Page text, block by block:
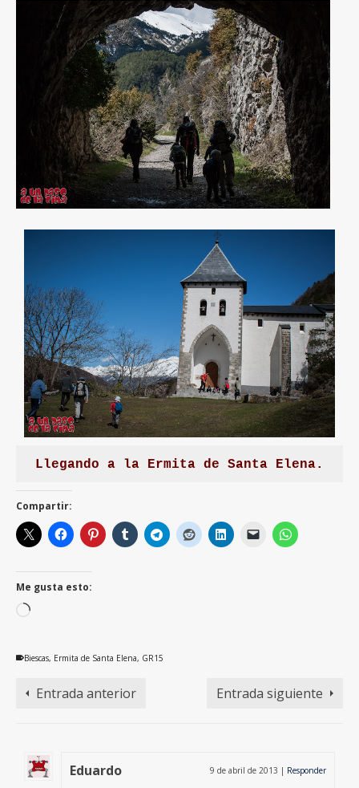
Llegando a la Ermita de Santa Elena.
Compartir:
Me gusta esto:
Cargando...
Biescas, Ermita de Santa Elena, GR15
Entrada anterior Entrada siguiente
Eduardo 9 de abril de 2013 | Responder